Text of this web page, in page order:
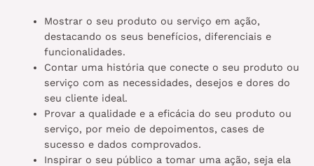
Mostrar o seu produto ou serviço em ação,
destacando os seus benefícios, diferenciais e
funcionalidades.
Contar uma história que conecte o seu produto ou
serviço com as necessidades, desejos e dores do
seu cliente ideal.
Provar a qualidade e a eficácia do seu produto ou
serviço, por meio de depoimentos, cases de
sucesso e dados comprovados.
Inspirar o seu público a tomar uma ação, seja ela